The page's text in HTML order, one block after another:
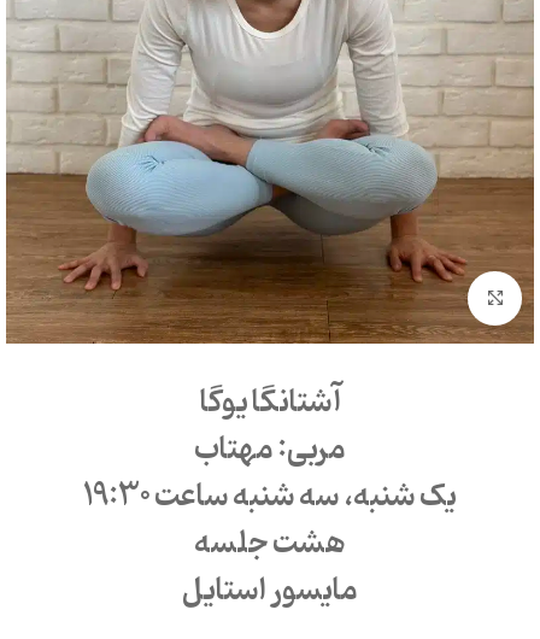
بزرگنمایی تصویر
آشتانگا یوگا
مربی: مهتاب
یک شنبه، سه شنبه ساعت 19:30
هشت جلسه
مایسور استایل